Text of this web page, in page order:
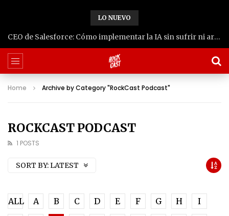
LO NUEVO
CEO de Salesforce: Cómo implementar la IA sin sufrir ni arruinarse | Juan Mesa
Home Archive by Category "RockCast Podcast"
ROCKCAST PODCAST
1 POSTS
SORT BY:LATEST
ALL A B C D E F G H
I